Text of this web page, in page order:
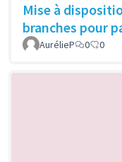
Mise à
branches pour
AurélieP 0 0